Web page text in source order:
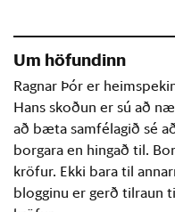
Um höfundinn
Ragnar Þór er
Hans skoðun er sú að
að bæta samfélagið sé
borgara en hingað til.
kröfur. Ekki bara til
blogginu er gerð tilraun